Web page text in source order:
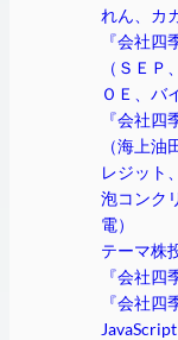
れん、カ
『会社四
（ＳＥ
ＯＥ、バ
『会社四
（海上
レジット
泡コンク
電）
テーマ株
『会社四
『会社四